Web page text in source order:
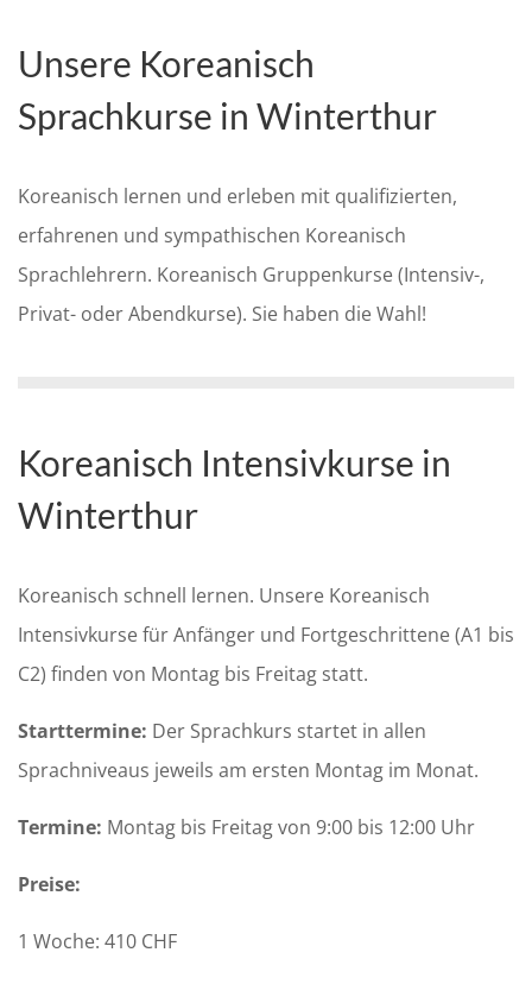
Unsere Koreanisch
Sprachkurse in Winterthur
Koreanisch lernen und erleben mit qualifizierten,
erfahrenen und sympathischen Koreanisch
Sprachlehrern. Koreanisch Gruppenkurse (Intensiv-,
Privat- oder Abendkurse). Sie haben die Wahl!
Koreanisch Intensivkurse in
Winterthur
Koreanisch schnell lernen. Unsere Koreanisch
Intensivkurse für Anfänger und Fortgeschrittene (A1 bis
C2) finden von Montag bis Freitag statt.
Starttermine: Der Sprachkurs startet in allen
Sprachniveaus jeweils am ersten Montag im Monat.
Termine: Montag bis Freitag von 9:00 bis 12:00 Uhr
Preise:
1 Woche: 410 CHF